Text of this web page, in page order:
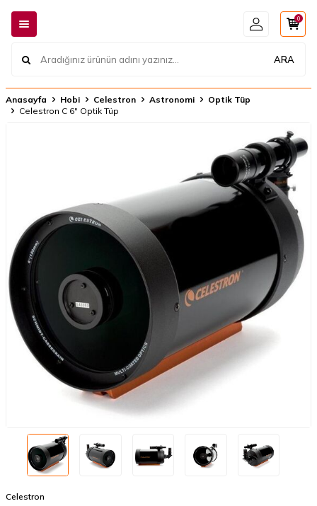
ARA
0
Anasayfa Hobi Celestron Astronomi
Optik Tüp
Celestron C 6" Optik Tüp
Celestron